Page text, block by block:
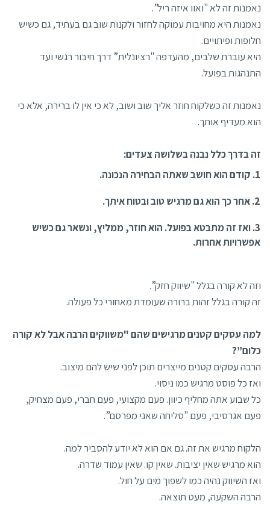
נאמנות זה לא "ואוו איזה ריל”.
נאמנות היא מחויבות עמוקה לחזור ולקנות שוב גם בעתיד, גם כשיש
חלופות ופיתויים.
היא עוברת שלבים, מהעדפה "רציונלית” דרך חיבור רגשי ועד
התנהגות בפועל.
נאמנות זה כשלקוח חוזר אליך שוב ושוב, לא כי אין לו ברירה, אלא כי
הוא מעדיף אותך.
זה בדרך כלל נבנה בשלושה צעדים:
קודם הוא חושב שאתה הבחירה הנכונה.
אחר כך הוא גם מרגיש טוב ובטוח איתך.
ואז זה מתבטא בפועל. הוא חוזר, ממליץ, ונשאר גם כשיש
אפשרויות אחרות.
וזה לא קורה בגלל "שיווק חזק”.
זה קורה בגלל זהות ברורה שעומדת מאחורי כל פעולה.
למה עסקים קטנים מרגישים שהם "משווקים הרבה אבל לא קורה
כלום”?
הרבה עסקים קטנים מייצרים תוכן לפני שיש להם מיצוב.
ואז כל פוסט מרגיש כמו ניסוי.
כל שבוע אתה מחליף כיוון. פעם מקצועי, פעם חברי, פעם מצחיק,
פעם אגרסיבי, פעם "סליחה שאני מפרסם”.
הלקוח מרגיש את זה. גם אם הוא לא יודע להסביר למה.
הוא מרגיש שאין יציבות. שאין קו. שאין עמוד שדרה.
ואז השיווק נהיה כמו לשפוך מים על חול.
הרבה השקעה, מעט תוצאה.